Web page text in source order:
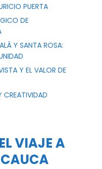
PUERTA
DE
Y SANTA ROSA:
Y EL VALOR DE
CREATIVIDAD
VIAJE A